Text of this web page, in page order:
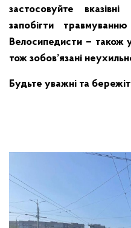
застосовуйте
запобігти
Велосипедисти – також
тож зобов’язані
Будьте уважні та